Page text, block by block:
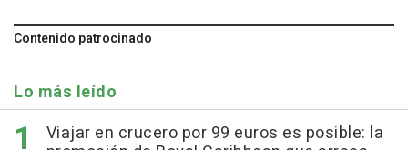
Contenido patrocinado
Lo más leído
Viajar en crucero por 99 euros es posible: la